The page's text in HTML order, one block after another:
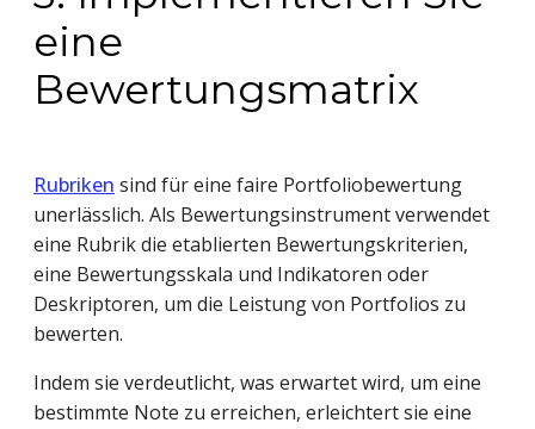
eine
Bewertungsmatrix
Rubriken sind für eine faire Portfoliobewertung
unerlässlich. Als Bewertungsinstrument verwendet
eine Rubrik die etablierten Bewertungskriterien,
eine Bewertungsskala und Indikatoren oder
Deskriptoren, um die Leistung von Portfolios zu
bewerten.
Indem sie verdeutlicht, was erwartet wird, um eine
bestimmte Note zu erreichen, erleichtert sie eine